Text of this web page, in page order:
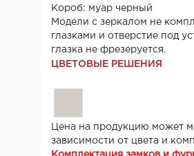
Короб: муар черный
Модели с зеркалом не
глазками и отверстие под
глазка не фрезеруется.
ЦВЕТОВЫЕ РЕШЕНИЯ
Цена на продукцию может
зависимости от цвета и